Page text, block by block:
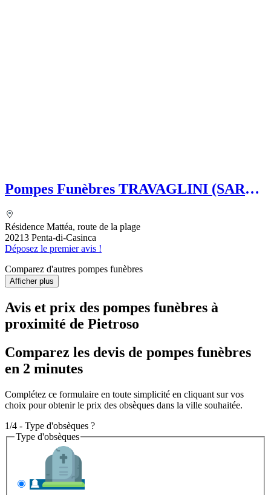
Pompes Funèbres TRAVAGLINI (SARL)
TRAVAGLINI
Résidence Mattéa, route de la plage
20213 Penta-di-Casinca
Déposez le premier avis !
Comparez d'autres pompes funèbres
Afficher plus
Avis et prix des pompes funèbres à
proximité de Pietroso
Comparez les devis de pompes funèbres
en 2 minutes
Complétez ce formulaire en toute simplicité en cliquant sur vos
choix pour obtenir le prix des obsèques dans la ville souhaitée.
1/4 - Type d'obsèques ?
Type d'obsèques